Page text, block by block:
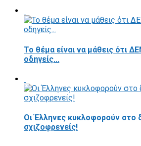
Το θέμα είναι να μάθεις ότι
οδηγείς...
Οι Έλληνες κυκλοφορούν στο
σχιζοφρενείς!